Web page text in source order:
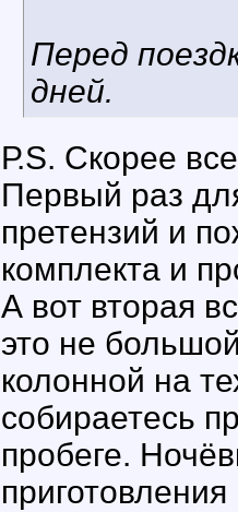
Перед
дней.
Р.S. Скорее
Первый раз
претензий и
комплекта и
А вот вторая
это не
колонной на
собираетесь
пробеге.